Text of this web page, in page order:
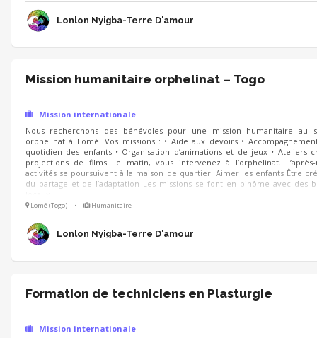
Lonlon Nyigba-Terre D'amour
Mission humanitaire orphelinat – Togo
Mission internationale
Nous recherchons des bénévoles pour une mission humanitaire au
orphelinat à Lomé. Vos missions : • Aide aux devoirs •
quotidien des enfants • Organisation d’animations et de jeux • Ateliers
projections de films Le matin, vous intervenez à l’orphelinat.
activités se poursuivent à la maison de quartier. Aimer les enfants Être
du partage et de l’adaptation Les missions se font en binôme avec des
Lomé (Togo) • Humanitaire
Lonlon Nyigba-Terre D'amour
Formation de techniciens en Plasturgie
Mission internationale